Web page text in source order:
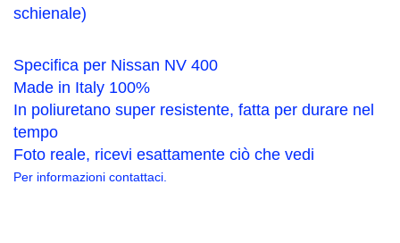
schienale)
Specifica per Nissan NV 400
Made in Italy 100%
In poliuretano super resistente, fatta per durare nel
tempo
Foto reale, ricevi esattamente ciò che vedi
Per informazioni contattaci.